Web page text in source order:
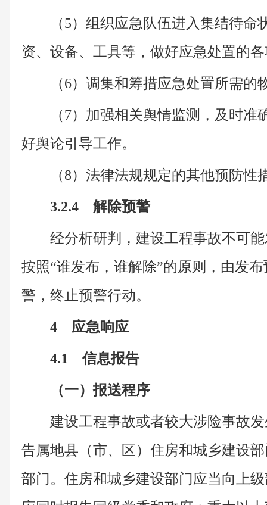
（5）组织应急队伍进入集结待命
资、设备、工具等，做好应急处置的
（6）调集和筹措应急处置所需的
（7）加强相关舆情监测，及时
好舆论引导工作。
（8）法律法规规定的其他预防性
3.2.4 解除预警
经分析研判，建设工程事故不可
按照“谁发布，谁解除”的原则，由发
警，终止预警行动。
4 应急响应
4.1 信息报告
（一）报送程序
建设工程事故或者较大涉险事故
告属地县（市、区）住房和城乡建设
部门。住房和城乡建设部门应当向上